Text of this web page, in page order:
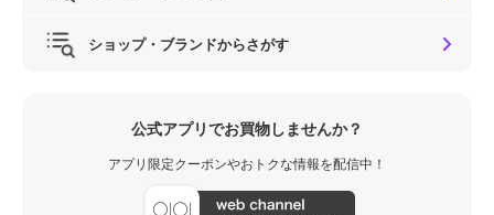
ショップ・ブランドからさがす
公式アプリでお買物しませんか？
アプリ限定クーポンやおトクな情報を配信中！